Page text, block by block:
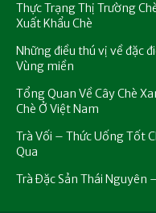
Thực Trạng Thị Trường
Xuất Khẩu Chè
Những điều thú vị về đặc
Vùng miền
Tổng Quan Về Cây Chè
Chè Ở Việt Nam
Trà Vối – Thức Uống Tốt
Qua
Trà Đặc Sản Thái Nguyên